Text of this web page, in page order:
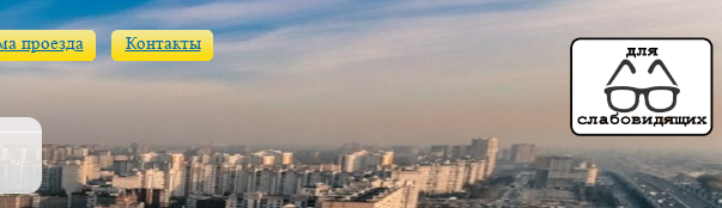
проезда Контакты